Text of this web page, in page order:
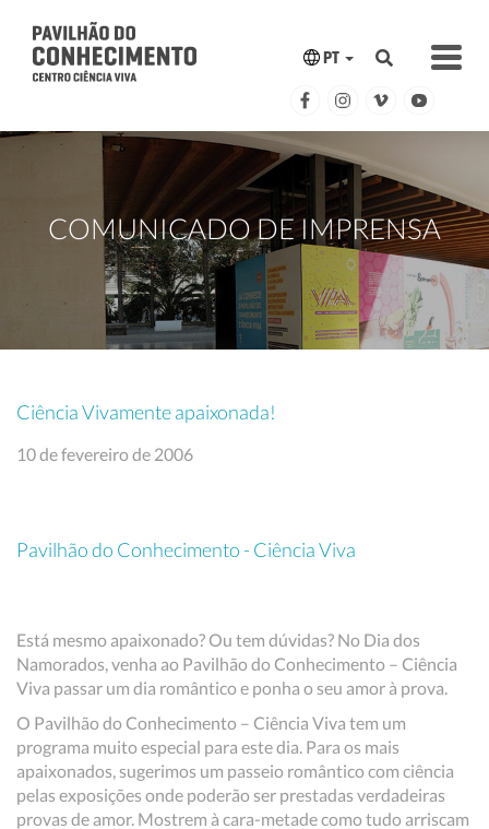
PT
COMUNICADO DE IMPRENSA
Ciência Vivamente apaixonada!
10 de fevereiro de 2006
Pavilhão do Conhecimento - Ciência Viva
Está mesmo apaixonado? Ou tem dúvidas? No Dia dos
Namorados, venha ao Pavilhão do Conhecimento – Ciência
Viva passar um dia romântico e ponha o seu amor à prova.
O Pavilhão do Conhecimento – Ciência Viva tem um
programa muito especial para este dia. Para os mais
apaixonados, sugerimos um passeio romântico com ciência
pelas exposições onde poderão ser prestadas verdadeiras
provas de amor. Mostrem à cara-metade como tudo arriscam